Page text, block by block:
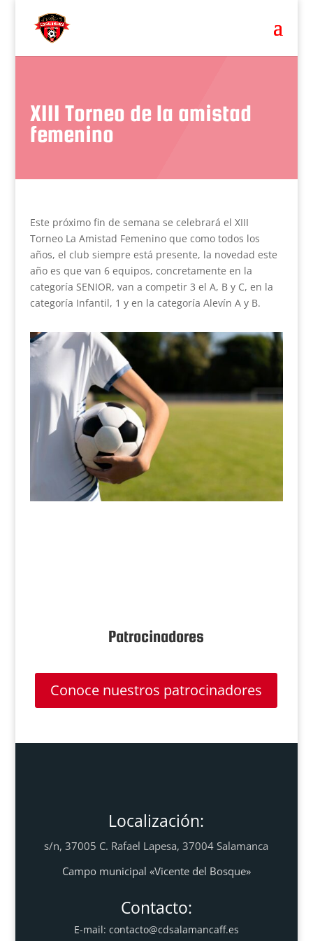
XIII Torneo de la amistad
femenino
Este próximo fin de semana se celebrará el XIII
Torneo La Amistad Femenino que como todos los
años, el club siempre está presente, la novedad este
año es que van 6 equipos, concretamente en la
categoría SENIOR, van a competir 3 el A, B y C, en la
categoría Infantil, 1 y en la categoría Alevín A y B.
Patrocinadores
Conoce nuestros patrocinadores
Localización:
s/n, 37005 C. Rafael Lapesa, 37004 Salamanca
Campo municipal «Vicente del Bosque»
Contacto:
E-mail: contacto@cdsalamancaff.es